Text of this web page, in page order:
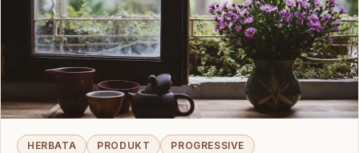
HERBATA PRODUKT PROGRESSIVE